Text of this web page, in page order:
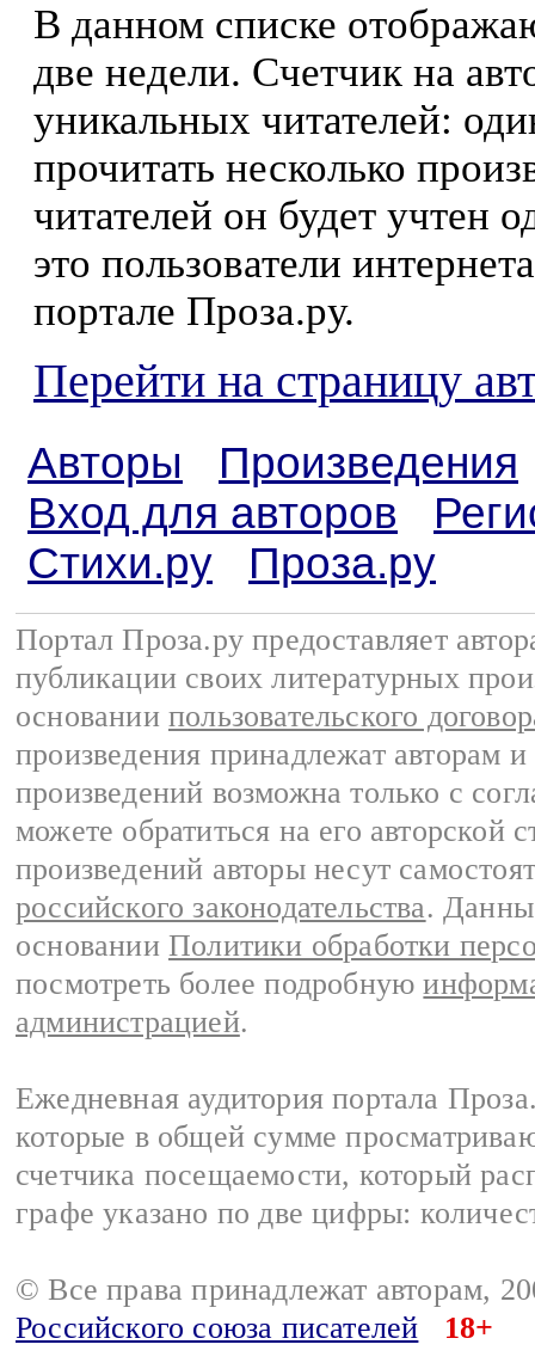
В данном списке
две недели. Счетчик на
уникальных читателей:
прочитать несколько
читателей он будет учтен
это пользователи
портале Проза.ру.
Перейти на страницу
Авторы
Произведения
Вход для авторов
Стихи.ру
Проза.ру
Портал Проза.ру предоставляет
публикации своих литературных
основании пользовательского
произведения принадлежат авторам
произведений возможна только с
можете обратиться на его авторской
произведений авторы несут
российского законодательства.
основании Политики обработки
посмотреть более подробную
администрацией.
Ежедневная аудитория портала
которые в общей сумме
счетчика посещаемости, который
графе указано по две цифры:
© Все права принадлежат авторам,
Российского союза писателей
18+